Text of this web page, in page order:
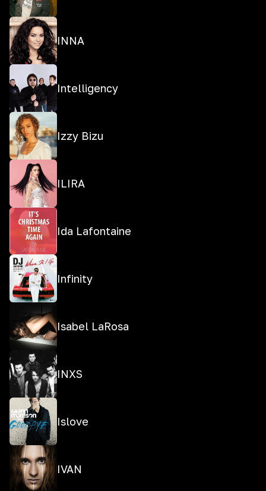
INNA
Intelligency
Izzy Bizu
ILIRA
Ida Lafontaine
Infinity
Isabel LaRosa
INXS
Islove
IVAN